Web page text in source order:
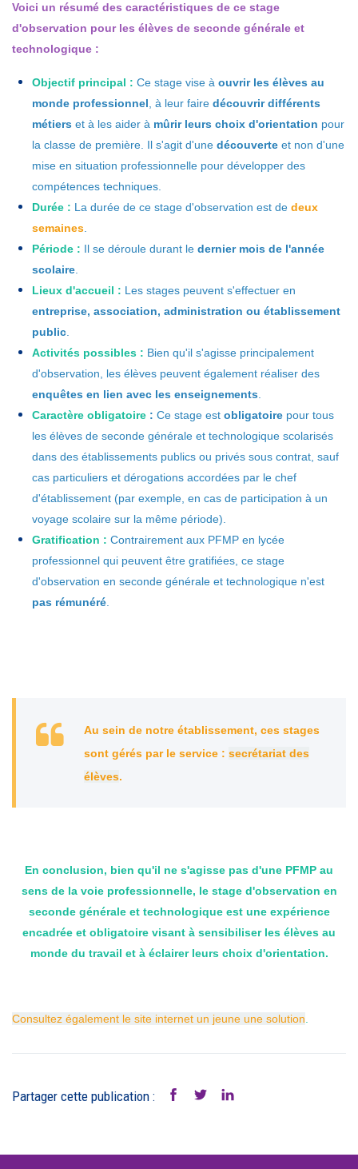
Voici un résumé des caractéristiques de ce stage
d'observation pour les élèves de seconde générale et
technologique :
Objectif principal : Ce stage vise à ouvrir les élèves au
monde professionnel , à leur faire découvrir différents
métiers et à les aider à mûrir leurs choix d'orientation pour
la classe de première. Il s'agit d'une découverte et non d'une
mise en situation professionnelle pour développer des
compétences techniques.
Durée : La durée de ce stage d'observation est de deux
semaines
Période : Il se déroule durant le dernier mois de l'année
scolaire
Lieux d'accueil : Les stages peuvent s'effectuer en
entreprise, association, administration ou établissement
public
Activités possibles : Bien qu'il s'agisse principalement
d'observation, les élèves peuvent également réaliser des
enquêtes en lien avec les enseignements
Caractère obligatoire : Ce stage est obligatoire pour tous
les élèves de seconde générale et technologique scolarisés
dans des établissements publics ou privés sous contrat, sauf
cas particuliers et dérogations accordées par le chef
d'établissement (par exemple, en cas de participation à un
voyage scolaire sur la même période).
Gratification : Contrairement aux PFMP en lycée
professionnel qui peuvent être gratifiées, ce stage
d'observation en seconde générale et technologique n'est
pas rémunéré
Au sein de notre établissement, ces stages
sont gérés par le service : secrétariat des
élèves.
En conclusion, bien qu'il ne s'agisse pas d'une PFMP au
sens de la voie professionnelle, le stage d'observation en
seconde générale et technologique est une expérience
encadrée et obligatoire visant à sensibiliser les élèves au
monde du travail et à éclairer leurs choix d'orientation.
Consultez également le site internet un jeune une solution
Partager cette publication :